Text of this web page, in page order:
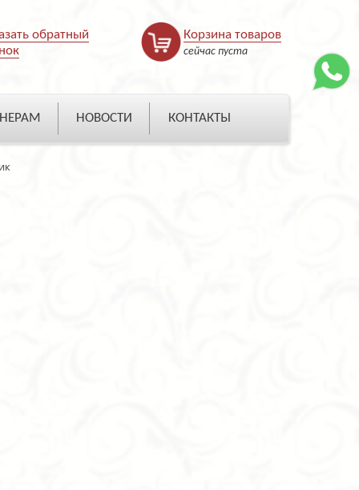
обратный
Корзина товаров
сейчас пуста
НОВОСТИ КОНТАКТЫ